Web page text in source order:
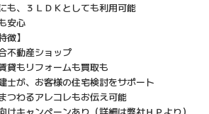
も、３ＬＤＫとしても利用可能
安心
徴】
不動産ショップ
貸もリフォームも買取も
士が、お客様の住宅検討をサポート
つわるアレコレもお伝え可能